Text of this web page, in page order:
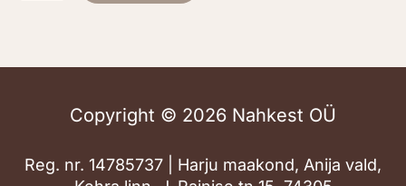
Copyright © 2026 Nahkest OÜ
Reg. nr. 14785737 | Harju maakond, Anija vald,